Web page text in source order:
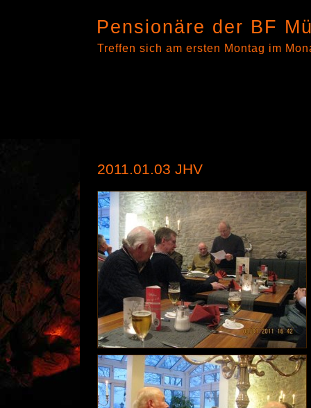
Pensionäre der BF
Treffen sich am ersten Montag im
2011.01.03 JHV